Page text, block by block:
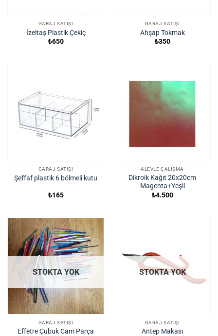
GARAJ SATIŞI
İzeltaş Plastik Çekiç
₺650
GARAJ SATIŞI
Ahşap Tokmak
₺350
GARAJ SATIŞI
Şeffaf plastik 6 bölmeli kutu
₺165
ALEVLE ÇALIŞMA
Dikroik Kağıt 20x20cm
Magenta+Yeşil
₺4.500
STOKTA YOK
GARAJ SATIŞI
Effetre Çubuk Cam Parça
STOKTA YOK
GARAJ SATIŞI
Antep Makası